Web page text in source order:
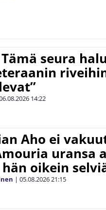
seura
14:22
Aho ei
uransa
oikein
| 05.08.202621:15